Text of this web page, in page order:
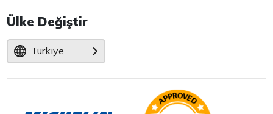
Ülke Değiştir
Türkiye